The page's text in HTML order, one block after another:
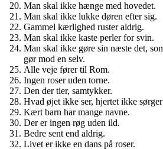
Man skal ikke hænge med hovedet.
Man skal ikke lukke døren efter sig.
Gammel kærlighed ruster aldrig.
Man skal ikke kaste perler for svin.
Man skal ikke gøre sin næste det,
gør mod en selv.
Alle veje fører til Rom.
Ingen roser uden torne.
Den der tier, samtykker.
Hvad øjet ikke ser, hjertet ikke
Kært barn har mange navne.
Der er ingen røg uden ild.
Bedre sent end aldrig.
Livet er ikke en dans på roser.